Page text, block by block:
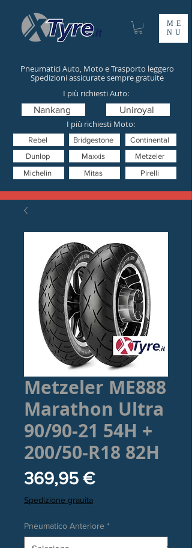
ME
NU
Pneumatici Auto, Moto e Trasporto leggero
Spedizioni assicurate sempre gratuite
I più richiesti Moto:
Mitas
Nankang
Pirelli
Uniroyal
Metzeler
Dunlop
Bridgestone Continental
Michelin
Rebel
I più richiesti Auto:
Maxxis
Metzeler ME888
Marathon Ultra
90/90-21 54H +
200/50-R18 82H
369,95 €Prezzo
Spedizione grauita
Pneumatico Anteriore *